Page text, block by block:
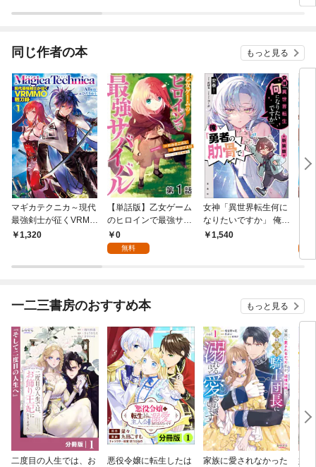
最
同じ作者の本 もっと見る
マギカテクニカ～現代
最強剣士が征くVRMM
O戦刀録～ 1
1,320
【単話版】乙女ゲーム
のヒロインで最強サバ
イバル@COMIC 第1話
0
無料
女神「異世界転生何に
なりたいですか」 俺
「勇者の肋骨で」 新装
1,540
ー
～
一二三書房のおすすめ本 もっと見る
二度目の人生では、お 悪役令嬢に転生したは 家族に愛されなかった 妹